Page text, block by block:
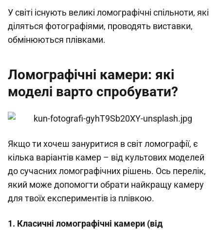
У світі існують великі ломографічні спільноти, які
діляться фотографіями, проводять виставки,
обмінюються плівками.
Ломографічні камери: які
моделі варто спробувати?
Якщо ти хочеш зануритися в світ ломографії, є
кілька варіантів камер – від культових моделей
до сучасних ломографічних рішень. Ось перелік,
який може допомогти обрати найкращу камеру
для твоїх експериментів із плівкою.
1. Класичні ломографічні камери (від